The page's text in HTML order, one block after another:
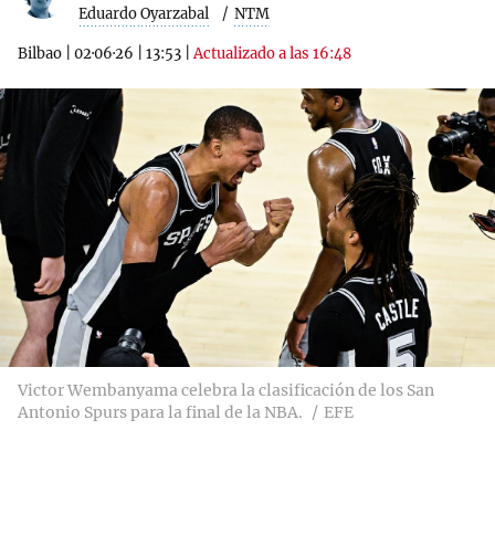
Eduardo Oyarzabal NTM
Bilbao 02·06·26 13:53 |Actualizado a las 16:48
Victor Wembanyama celebra la clasificación de los San
Antonio Spurs para la final de la NBA.
EFE